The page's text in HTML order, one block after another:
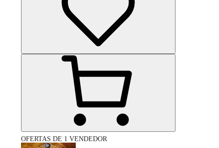
OFERTAS DE 1 VENDEDOR